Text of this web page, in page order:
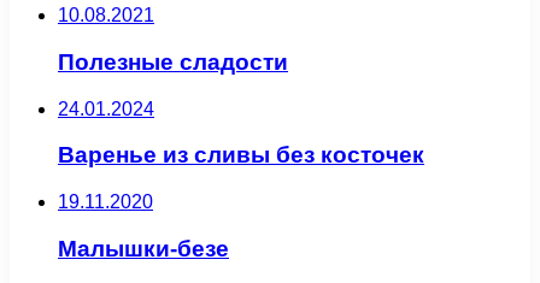
10.08.2021
Полезные сладости
24.01.2024
Варенье из сливы без косточек
19.11.2020
Малышки-безе